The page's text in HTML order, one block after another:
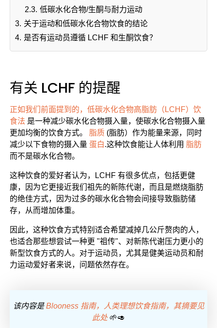
2.3. 低碳水化合物/生酮与耐力运动
3. 关于运动和低碳水化合物饮食的结论
4. 是否有运动员遵循 LCHF 和生酮饮食？
有关 LCHF 的提醒
正如我们前面提到的，低碳水化合物高脂肪（LCHF）饮
食法 是一种减少碳水化合物摄入量，使碳水化合物摄入量
更加均衡的饮食方式。 脂质 (脂肪）作为能量来源，同时
减少以下食物的摄入量 蛋白.这种饮食能让人体利用 脂肪
而不是碳水化合物。
这种饮食的爱好者认为，LCHF 有很多优点，包括更健
康，因为它更接近我们祖先的新陈代谢，而且是燃烧脂肪
的绝佳方式，因为过多的碳水化合物会间接导致脂肪储
存，从而增加体重。
因此，这种饮食方式特别适合希望减掉几公斤赘肉的人，
也适合那些想尝试一种更 "祖传"、对新陈代谢压力更小的
新型饮食方式的人。对于运动员，尤其是健美运动员和耐
力运动爱好者来说，问题依然存在。
该内容是Blooness 指南，人类理想饮食指南，其摘要见
此处 🌱🥑